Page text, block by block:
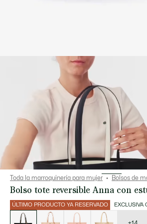
Toda la marroquinería para mujer Bolsos de
Bolso tote reversible Anna con
ÚLTIMO PRODUCTO YA RESERVADO EXCLUSIVA
variaciones